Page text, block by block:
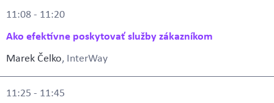
11:08 - 11:20
Ako efektívne poskytovať služby zákazníkom
Marek Čelko, InterWay
11:25 - 11:45